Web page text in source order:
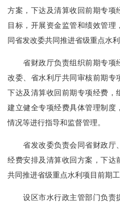
方案，下达及清算收回前期专项
目标，开展资金监管和绩效管理
同省发改委共同推进省级重点水
省财政厅负责组织前期专项
改委、省水利厅共同审核前期专
下达及清算收回前期专项经费，
建立健全专项经费具体管理制度
情况等进行指导和监督管理。
省发改委负责会同省财政厅
经费安排及清算收回方案，下达
共同推进省级重点水利项目前期
设区市水行政主管部门负责